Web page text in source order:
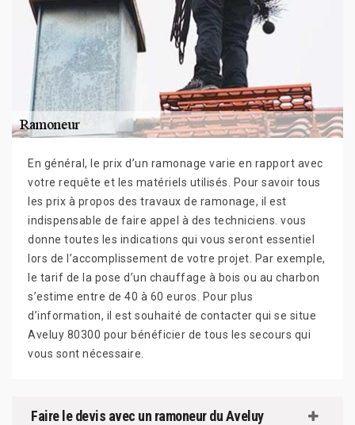
En général, le prix d’un ramonage varie en rapport avec
votre requête et les matériels utilisés. Pour savoir tous
les prix à propos des travaux de ramonage, il est
indispensable de faire appel à des techniciens. vous
donne toutes les indications qui vous seront essentiel
lors de l’accomplissement de votre projet. Par exemple,
le tarif de la pose d’un chauffage à bois ou au charbon
s’estime entre de 40 à 60 euros. Pour plus
d’information, il est souhaité de contacter qui se situe
Aveluy 80300 pour bénéficier de tous les secours qui
vous sont nécessaire.
Faire le devis avec un ramoneur du Aveluy